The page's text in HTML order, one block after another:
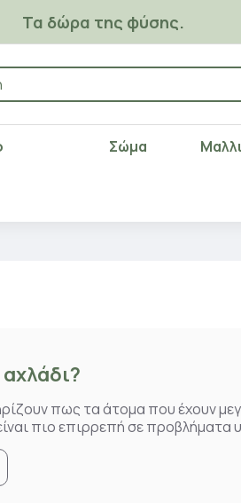
Τα δώρα της φύσης.
Σώμα
πως τα άτομα που έχουν
πιο επιρρεπή σε προβλήματα